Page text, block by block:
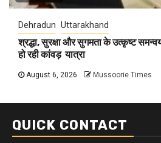
Dehradun Uttarakhand
श्रद्धा, सुरक्षा और सुगमता के उत्कृष्ट
हो रही कांवड़ यात्रा
August 6, 2026 Mussoorie Times
QUICK CONTACT